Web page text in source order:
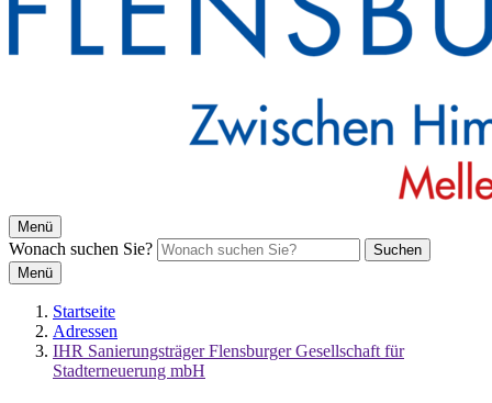
Menü
Wonach suchen Sie?
Suchen
Menü
Startseite
Adressen
IHR Sanierungsträger Flensburger Gesellschaft für
Stadterneuerung mbH